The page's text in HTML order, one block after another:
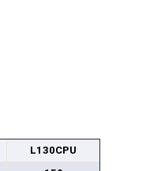
L130CPU